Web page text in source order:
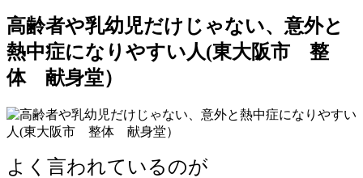
高齢者や乳幼児だけじゃない、意外と
熱中症になりやすい人(東大阪市 整
体 献身堂）
よく言われているのが